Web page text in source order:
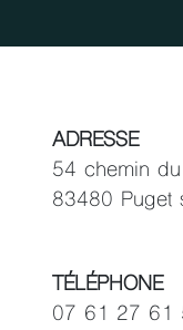
ADRESSE
54 chemin
83480 Puget
TÉLÉPHONE
07 61 27 61